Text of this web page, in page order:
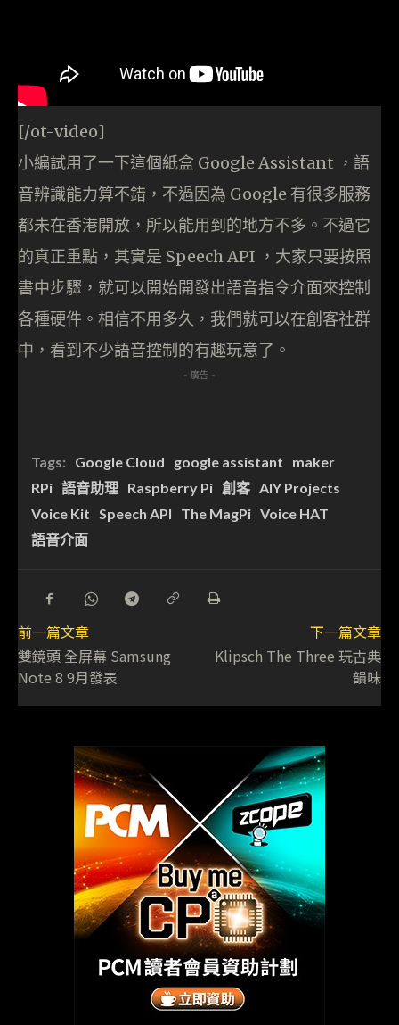
[/ot-video]
小編試用了一下這個紙盒 Google Assistant ，語
音辨識能力算不錯，不過因為 Google 有很多服務
都未在香港開放，所以能用到的地方不多。不過它
的真正重點，其實是 Speech API ，大家只要按照
書中步驟，就可以開始開發出語音指令介面來控制
各種硬件。相信不用多久，我們就可以在創客社群
中，看到不少語音控制的有趣玩意了。
- 廣告 -
Tags: Google Cloud google assistant
maker
RPi 語音助理 Raspberry Pi 創客 AIY Projects
Voice Kit Speech API The MagPi Voice HAT
語音介面
前一篇文章
雙鏡頭 全屏幕 Samsung
Note 8 9月發表
下一篇文章
Klipsch The Three 玩古典
韻味